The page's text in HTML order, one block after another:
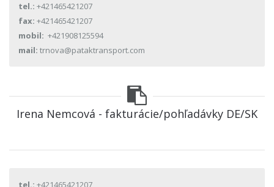
tel.: +421465421207
fax: +421465421207
mobil: +421908125594
mail: trnova@pataktransport.com
Irena Nemcová - fakturácie/pohľadávky DE/SK